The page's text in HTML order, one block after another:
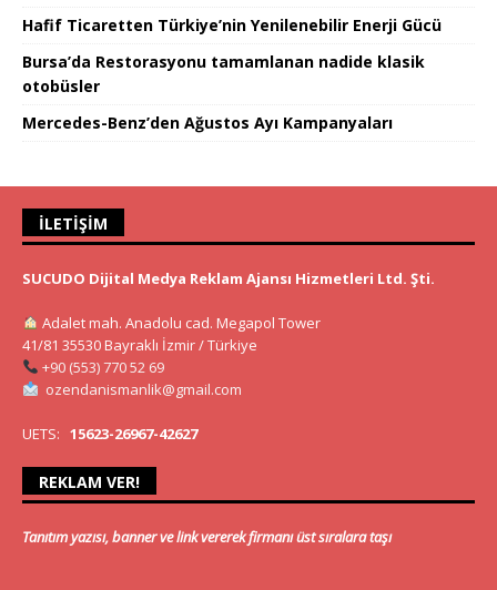
Hafif Ticaretten Türkiye’nin Yenilenebilir Enerji Gücü
Bursa’da Restorasyonu tamamlanan nadide klasik
otobüsler
Mercedes-Benz’den Ağustos Ayı Kampanyaları
İLETIŞIM
SUCUDO Dijital Medya Reklam Ajansı Hizmetleri Ltd. Şti.
Adalet mah. Anadolu cad. Megapol Tower
41/81 35530 Bayraklı İzmir / Türkiye
+90 (553) 770 52 69
ozendanismanlik@gmail.com
UETS: 15623-26967-42627
REKLAM VER!
Tanıtım yazısı, banner ve link vererek firmanı üst sıralara taşı